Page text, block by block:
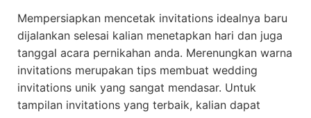
Mempersiapkan mencetak invitations idealnya baru
dijalankan selesai kalian menetapkan hari dan juga
tanggal acara pernikahan anda. Merenungkan warna
invitations merupakan tips membuat wedding
invitations unik yang sangat mendasar. Untuk
tampilan invitations yang terbaik, kalian dapat